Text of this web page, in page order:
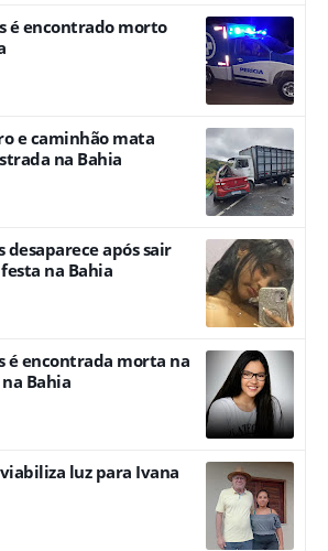
é encontrado morto
e caminhão mata
na Bahia
desaparece após sair
na Bahia
é encontrada morta na
Bahia
luz para Ivana